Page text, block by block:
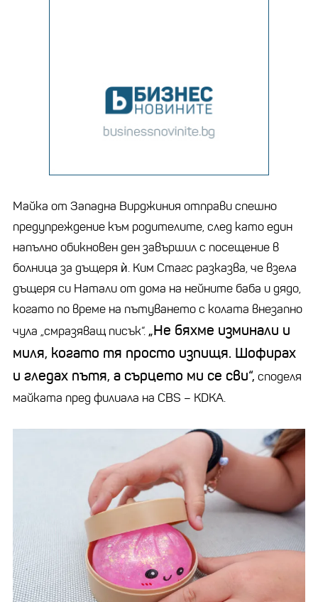
Майка от Западна Вирджиния отправи спешно
предупреждение към родителите, след като един
напълно обикновен ден завършил с посещение в
болница за дъщеря ѝ. Ким Стагс разказва, че взела
дъщеря си Натали от дома на нейните баба и дядо,
когато по време на пътуването с колата внезапно
чула „смразяващ писък“. „Не бяхме изминали и
миля, когато тя просто изпищя. Шофирах
и гледах пътя, а сърцето ми се сви“, споделя
майката пред филиала на CBS – KDKA.